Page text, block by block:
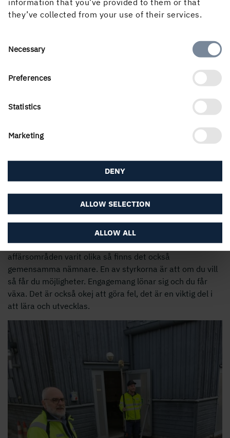
they’ve collected from your use of their services.
Consent
Necessary
Preferences
Statistics
Marketing
ALLOW ALL
ALLOW SELECTION
DENY
Trä är också ett väldigt bra och klimatsmart alternativ till
Hur skulle du beskriva Holmens
företagskultur?
Jag har jobbat på tre av Holmens fem affärsområden:
skog, trävaror och kartong. Och även om alla
affärsområden varit olika så finns det också
gemensamma nämnare. En av styrkorna är att om du vill
så får du möjligheter. Engagemang lönar sig och du får
växa. Det är också okej att göra fel, det är en viktig del i
att lära och utvecklas.